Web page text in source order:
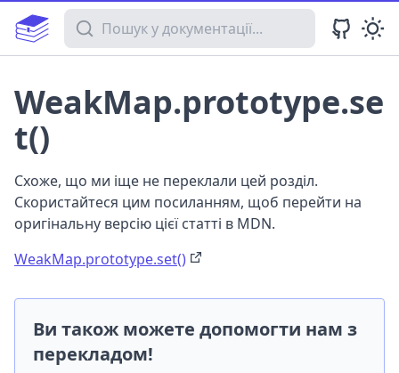
Пошук у документації
WeakMap.prototype.se
t()
Схоже, що ми іще не переклали цей розділ.
Скористайтеся цим посиланням, щоб перейти на
оригінальну версію цієї статті в MDN.
WeakMap.prototype.set()
Ви також можете допомогти нам з
перекладом!